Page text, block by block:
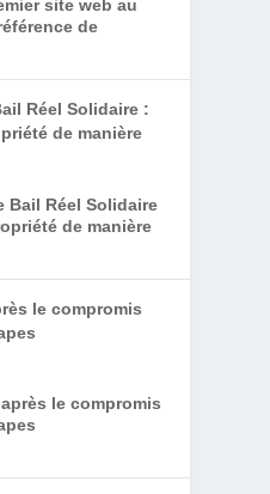
Réel Solidaire :
de manière
le compromis